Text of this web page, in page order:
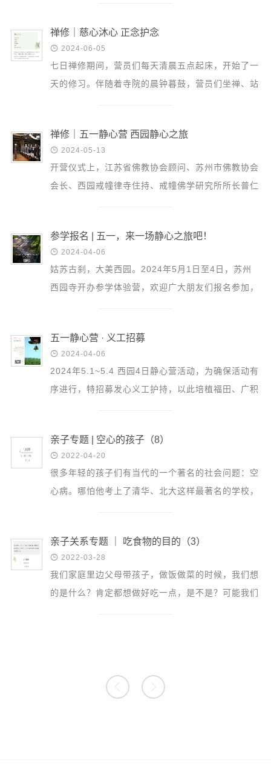
活动记录
西园风光
下院风采
禅修｜慈心沐心 正念护念
 2024-06-05
七日禅修期间，营员们每天清晨五点起床，开始了一
天的修习。伴随着寺院的晨钟暮鼓，营员们坐禅、站
禅修｜五一静心营 西园静心之旅
 2024-05-13
开营仪式上，江苏省佛教协会顾问、苏州市佛教协会
会长、西园戒幢律寺住持、戒幢佛学研究所所长普仁
参学报名 | 五一，来一场静心之旅吧！
 2024-04-06
姑苏古刹，大美西园。2024年5月1日至4日，苏州
西园寺开办参学体验营，欢迎广大朋友们报名参加，
五一静心营 · 义工招募
 2024-04-06
2024年5.1~5.4 西园4日静心营活动，为确保活动有
序进行，特招募发心义工护持，以此培植福田、广积
亲子专题 | 空心的孩子（8）
 2022-04-20
很多年轻的孩子们有当代的一个著名的社会问题：空
心病。哪怕他考上了清华、北大这样最著名的学校，
亲子关系专题 ｜ 吃食物的目的（3）
 2022-03-28
我们家庭里边父母带孩子，做饭做菜的时候，我们想
的是什么？肯定都想做好吃一点，是不是？可能我们
 